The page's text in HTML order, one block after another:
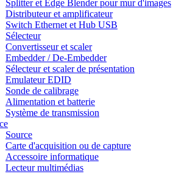
Splitter et Edge Blender pour mur d'images
Distributeur et amplificateur
Switch Ethernet et Hub USB
Sélecteur
Convertisseur et scaler
Embedder / De-Embedder
Sélecteur et scaler de présentation
Emulateur EDID
Sonde de calibrage
Alimentation et batterie
Système de transmission
Source
Carte d'acquisition ou de capture
Accessoire informatique
Lecteur multimédias